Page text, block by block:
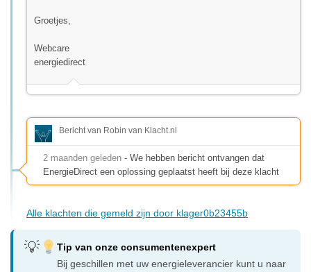
Groetjes,
Webcare
energiedirect
Bericht van Robin van Klacht.nl
2 maanden geleden - We hebben bericht ontvangen dat
EnergieDirect een oplossing geplaatst heeft bij deze klacht
Alle klachten die gemeld zijn door klager0b23455b
Tip van onze consumentenexpert
Bij geschillen met uw energieleverancier kunt u naar